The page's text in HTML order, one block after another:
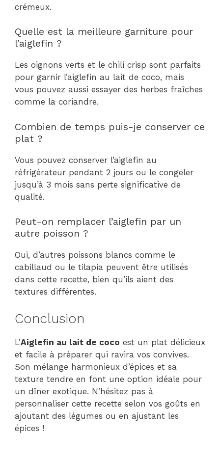
crémeux.
Quelle est la meilleure garniture pour
l’aiglefin ?
Les oignons verts et le chili crisp sont parfaits
pour garnir l’aiglefin au lait de coco, mais
vous pouvez aussi essayer des herbes fraîches
comme la coriandre.
Combien de temps puis-je conserver ce
plat ?
Vous pouvez conserver l’aiglefin au
réfrigérateur pendant 2 jours ou le congeler
jusqu’à 3 mois sans perte significative de
qualité.
Peut-on remplacer l’aiglefin par un
autre poisson ?
Oui, d’autres poissons blancs comme le
cabillaud ou le tilapia peuvent être utilisés
dans cette recette, bien qu’ils aient des
textures différentes.
Conclusion
L’Aiglefin au lait de coco est un plat délicieux
et facile à préparer qui ravira vos convives.
Son mélange harmonieux d’épices et sa
texture tendre en font une option idéale pour
un dîner exotique. N’hésitez pas à
personnaliser cette recette selon vos goûts en
ajoutant des légumes ou en ajustant les
épices !